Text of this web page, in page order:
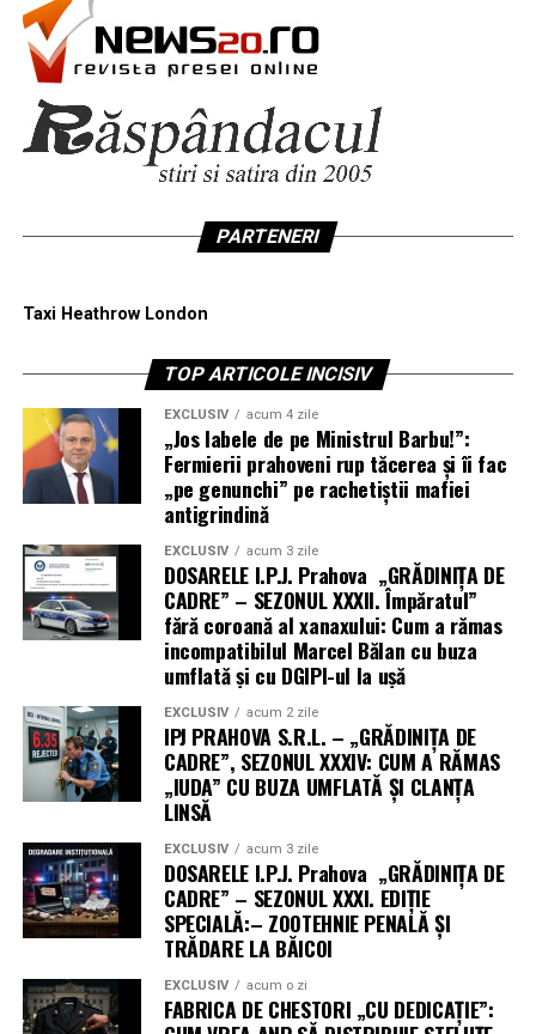
PARTENERI
Taxi Heathrow London
TOP ARTICOLE INCISIV
EXCLUSIV acum 4 zile
„Jos labele de pe Ministrul Barbu!”:
Fermierii prahoveni rup tăcerea și îi fac
„pe genunchi” pe rachetiștii mafiei
antigrindină
EXCLUSIV acum 3 zile
DOSARELE I.P.J. Prahova „GRĂDINIȚA DE
CADRE” – SEZONUL XXXII. Împăratul”
fără coroană al xanaxului: Cum a rămas
incompatibilul Marcel Bălan cu buza
umflată și cu DGIPI-ul la ușă
EXCLUSIV acum 2 zile
IPJ PRAHOVA S.R.L. – „GRĂDINIȚA DE
CADRE”, SEZONUL XXXIV: CUM A RĂMAS
„IUDA” CU BUZA UMFLATĂ ȘI CLANȚA
LINSĂ
EXCLUSIV acum 3 zile
DOSARELE I.P.J. Prahova „GRĂDINIȚA DE
CADRE” – SEZONUL XXXI. EDIȚIE
SPECIALĂ:– ZOOTEHNIE PENALĂ ȘI
TRĂDARE LA BĂICOI
EXCLUSIV acum o zi
FABRICA DE CHESTORI „CU DEDICAȚIE”: